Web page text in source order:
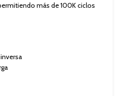
más de 100K ciclos